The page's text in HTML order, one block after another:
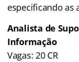
especificando as
Analista de
Informação
Vagas: 20 CR